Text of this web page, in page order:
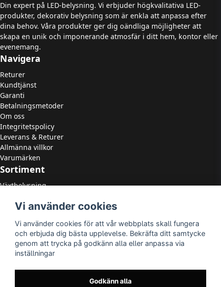
Din expert på LED-belysning. Vi erbjuder högkvalitativa LED-
produkter, dekorativ belysning som är enkla att anpassa efter
dina behov. Våra produkter ger dig oändliga möjligheter att
skapa en unik och imponerande atmosfär i ditt hem, kontor eller
evenemang.
Navigera
Returer
Kundtjänst
Garanti
Betalningsmetoder
Om oss
Integritetspolicy
Leverans & Returer
Allmänna villkor
Varumärken
Sortiment
Växtbelysning
LED Paneler
LED Downlights
LED Takarmaturer
Tillbehör
OUTLED
LED-lister
Vi använder cookies
Vi använder cookies för att vår webbplats skall fungera
och erbjuda dig bästa upplevelse. Bekräfta ditt samtycke
genom att trycka på godkänn alla eller anpassa via
inställningar
Godkänn alla